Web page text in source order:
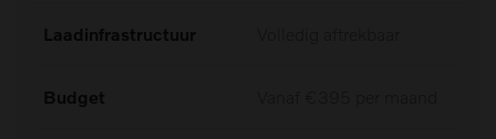
Laadinfrastructuur
Budget